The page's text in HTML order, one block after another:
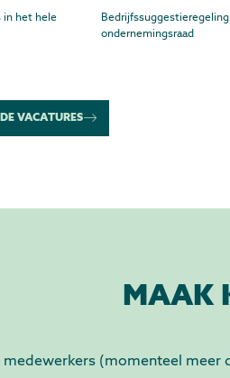
in het hele
ondernemingsraad
VACATURES
MAAK
medewerkers (momenteel meer